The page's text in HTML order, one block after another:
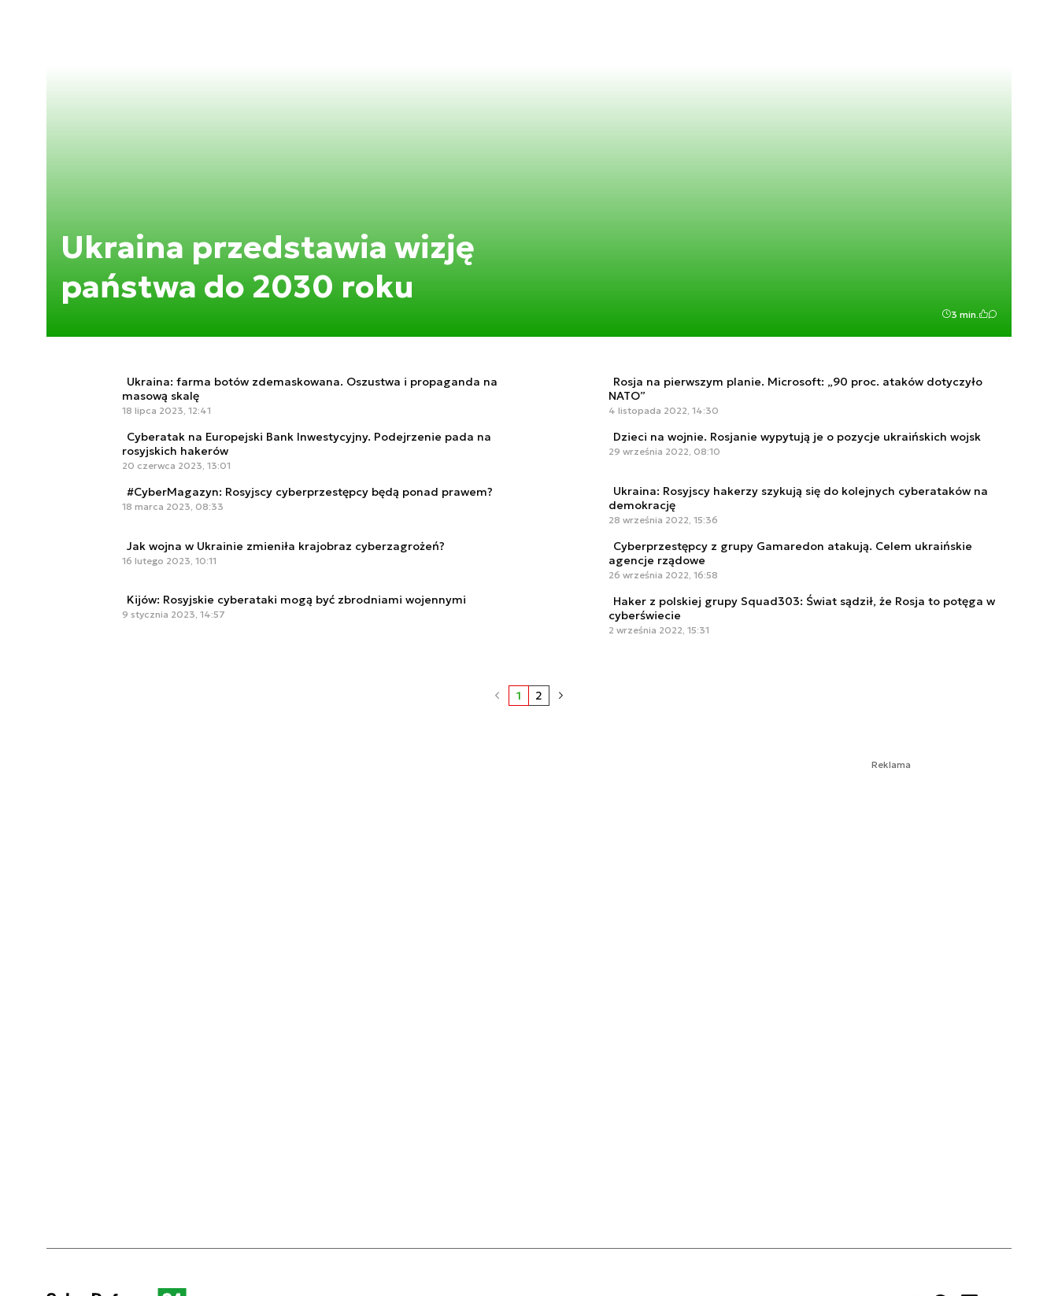
Ukraina przedstawia wizję
państwa do 2030 roku
3 min.
Ukraina: farma botów zdemaskowana. Oszustwa i propaganda na
masową skalę
18 lipca 2023, 12:41
Cyberatak na Europejski Bank Inwestycyjny. Podejrzenie pada na
rosyjskich hakerów
20 czerwca 2023, 13:01
#CyberMagazyn: Rosyjscy cyberprzestępcy będą ponad prawem?
18 marca 2023, 08:33
Jak wojna w Ukrainie zmieniła krajobraz cyberzagrożeń?
16 lutego 2023, 10:11
Kijów: Rosyjskie cyberataki mogą być zbrodniami wojennymi
9 stycznia 2023, 14:57
Rosja na pierwszym planie. Microsoft: „90 proc. ataków dotyczyło
NATO”
4 listopada 2022, 14:30
Dzieci na wojnie. Rosjanie wypytują je o pozycje ukraińskich wojsk
29 września 2022, 08:10
Ukraina: Rosyjscy hakerzy szykują się do kolejnych cyberataków na
demokrację
28 września 2022, 15:36
Cyberprzestępcy z grupy Gamaredon atakują. Celem ukraińskie
agencje rządowe
26 września 2022, 16:58
Haker z polskiej grupy Squad303: Świat sądził, że Rosja to potęga w
cyberświecie
2 września 2022, 15:31
1 2
Reklama